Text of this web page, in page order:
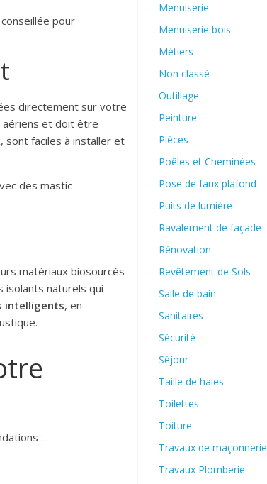
pour
directement sur votre
aériens et doit être
sont faciles à installer et
des mastic
matériaux biosourcés
isolants naturels qui
intelligents, en
:
Menuiserie
Menuiserie bois
Métiers
Non classé
Outillage
Peinture
Pièces
Poêles et Cheminées
Pose de faux plafond
Puits de lumière
Ravalement de façade
Rénovation
Revêtement de Sols
Salle de bain
Sanitaires
Sécurité
Séjour
Taille de haies
Toilettes
Toiture
Travaux de maçonnerie
Travaux Plomberie